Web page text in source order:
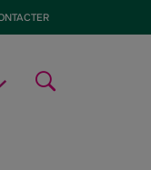
RECHERCHE